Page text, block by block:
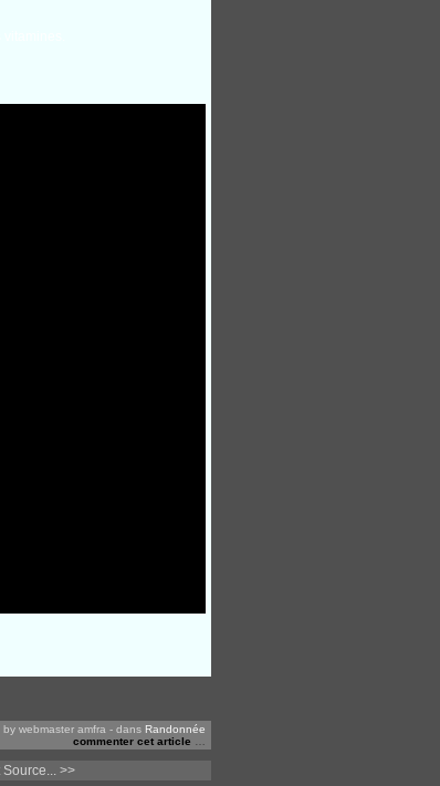
by webmaster amfra - dans Randonnée
commenter cet article
>>